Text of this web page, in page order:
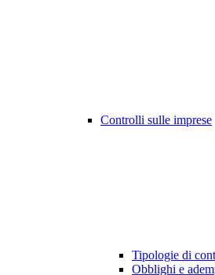
Controlli sulle imprese
Tipologie di
Obblighi e